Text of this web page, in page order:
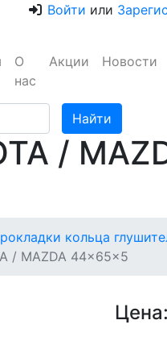
Войти или
О
нас
Акции Новости
/
кольца
/ MAZDA 44x65x5
Цена: